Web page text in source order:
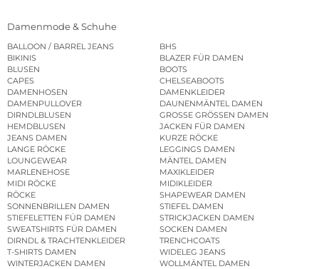
Damenmode & Schuhe
BALLOON / BARREL JEANS
BHS
BIKINIS
BLAZER FÜR DAMEN
BLUSEN
BOOTS
CAPES
CHELSEABOOTS
DAMENHOSEN
DAMENKLEIDER
DAMENPULLOVER
DAUNENMÄNTEL DAMEN
DIRNDLBLUSEN
GROSSE GRÖSSEN DAMEN
HEMDBLUSEN
JACKEN FÜR DAMEN
JEANS DAMEN
KURZE RÖCKE
LANGE RÖCKE
LEGGINGS DAMEN
LOUNGEWEAR
MÄNTEL DAMEN
MARLENEHOSE
MAXIKLEIDER
MIDI RÖCKE
MIDIKLEIDER
RÖCKE
SHAPEWEAR DAMEN
SONNENBRILLEN DAMEN
STIEFEL DAMEN
STIEFELETTEN FÜR DAMEN
STRICKJACKEN DAMEN
SWEATSHIRTS FÜR DAMEN
SOCKEN DAMEN
DIRNDL & TRACHTENKLEIDER
TRENCHCOATS
T-SHIRTS DAMEN
WIDELEG JEANS
WINTERJACKEN DAMEN
WOLLMÄNTEL DAMEN